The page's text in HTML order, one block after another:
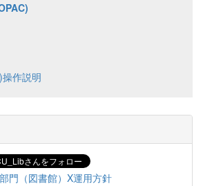
作説明
門（図書館）X運用方針